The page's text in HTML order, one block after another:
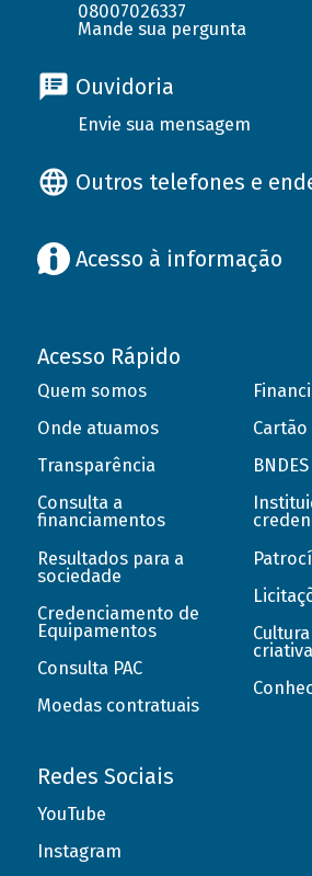
08007026337
Mande sua pergunta
Ouvidoria
Envie sua mensagem
Outros telefones e
Acesso à informação
Acesso Rápido
Quem somos
Onde atuamos
Transparência
Consulta a
financiamentos
Resultados para a
sociedade
Credenciamento de
Equipamentos
Consulta PAC
Moedas contratuais
Cartão
criativa
Redes Sociais
YouTube
Instagram